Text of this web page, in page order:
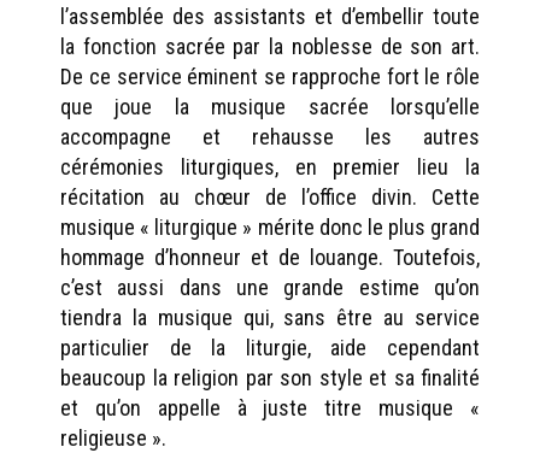
l’assemblée des assistants et d’embellir toute
la fonction sacrée par la noblesse de son art.
De ce service éminent se rapproche fort le rôle
que joue la musique sacrée lorsqu’elle
accompagne et rehausse les autres
cérémonies liturgiques, en premier lieu la
récitation au chœur de l’office divin. Cette
musique « liturgique » mérite donc le plus grand
hommage d’honneur et de louange. Toutefois,
c’est aussi dans une grande estime qu’on
tiendra la musique qui, sans être au service
particulier de la liturgie, aide cependant
beaucoup la religion par son style et sa finalité
et qu’on appelle à juste titre musique «
religieuse ».